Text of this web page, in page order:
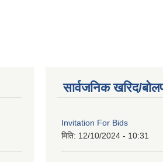
सार्वजनिक खरिद/
Invitation For Bids
मिति: 12/10/2024 - 10:31